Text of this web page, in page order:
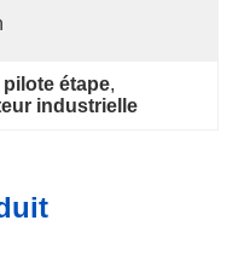
étape,
industrielle